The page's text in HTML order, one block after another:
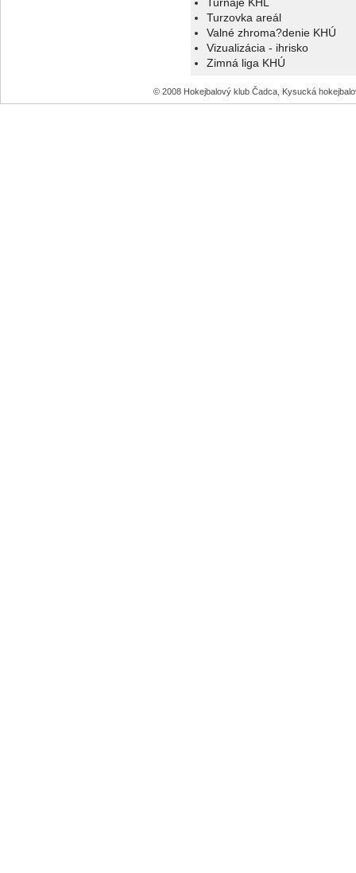
Turzovka areál
Valné zhroma?denie KHÚ
Vizualizácia - ihrisko
Zimná liga KHÚ
© 2008 Hokejbalový klub Čadca, Kysucká